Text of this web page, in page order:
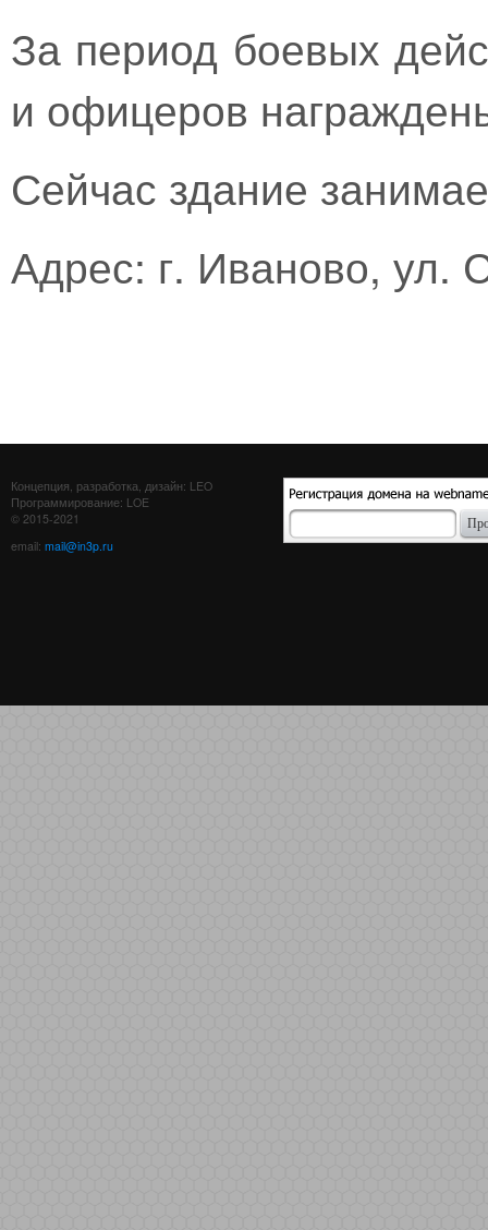
За период боевых
и офицеров
Сейчас здание
Адрес: г. Иваново, ул.
Концепция, разработка, дизайн: LEO
Программирование: LOE
© 2015-2021
email: mail@in3p.ru